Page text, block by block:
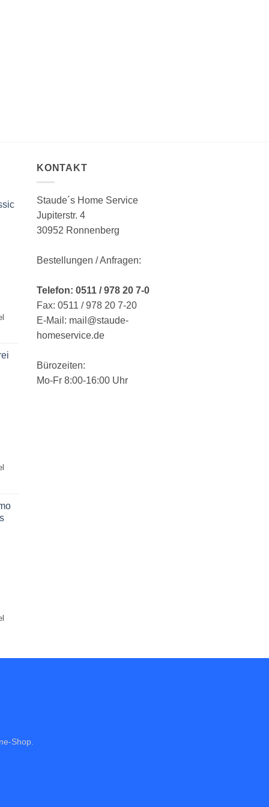
KONTAKT
Staude´s Home Service
Jupiterstr. 4
30952 Ronnenberg
Bestellungen / Anfragen:
Telefon: 0511 / 978 20 7-0
Fax: 0511 / 978 20 7-20
E-Mail: mail@staude-
homeservice.de
Bürozeiten:
Mo-Fr 8:00-16:00 Uhr
Shop.